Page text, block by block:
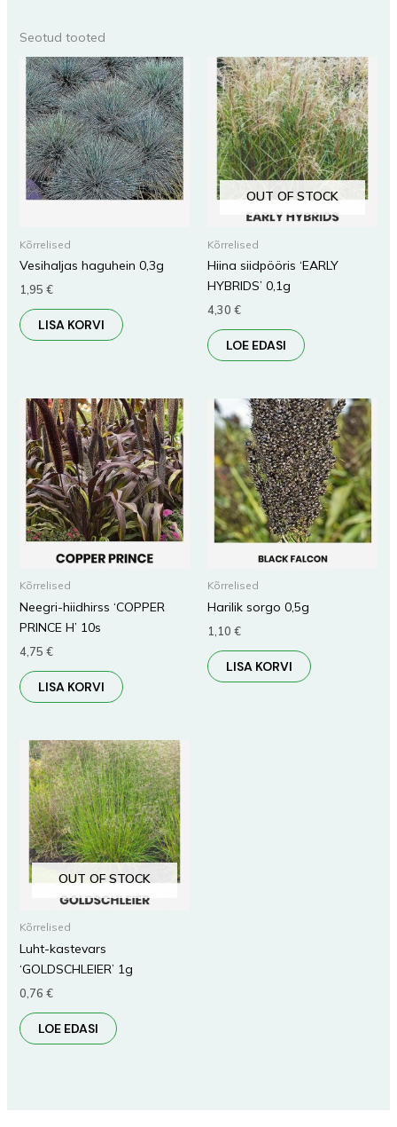
Seotud tooted
Kõrrelised
Vesihaljas haguhein 0,3g
1,95 €
LISA KORVI
OUT OF STOCK
Kõrrelised
Hiina siidpööris ‘EARLY
HYBRIDS’ 0,1g
4,30 €
LOE EDASI
Kõrrelised
Neegri-hiidhirss ‘COPPER
PRINCE H’ 10s
4,75 €
LISA KORVI
Kõrrelised
Harilik sorgo 0,5g
1,10 €
LISA KORVI
OUT OF STOCK
Kõrrelised
Luht-kastevars
‘GOLDSCHLEIER’ 1g
0,76 €
LOE EDASI